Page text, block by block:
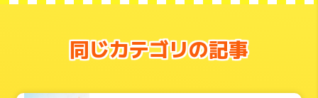
同じカテゴリの記事